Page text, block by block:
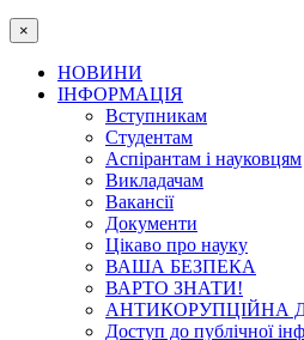
×
НОВИНИ
ІНФОРМАЦІЯ
Вступникам
Студентам
Аспірантам і науковцям
Викладачам
Вакансії
Документи
Цікаво про науку
ВАША БЕЗПЕКА
ВАРТО ЗНАТИ!
АНТИКОРУПЦІЙНА
Доступ до публічної